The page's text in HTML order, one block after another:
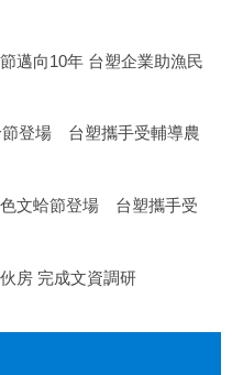
邁向10年 台塑企業助漁民
節登場 台塑攜手受輔導農
色文蛤節登場 台塑攜手受
房 完成文資調研